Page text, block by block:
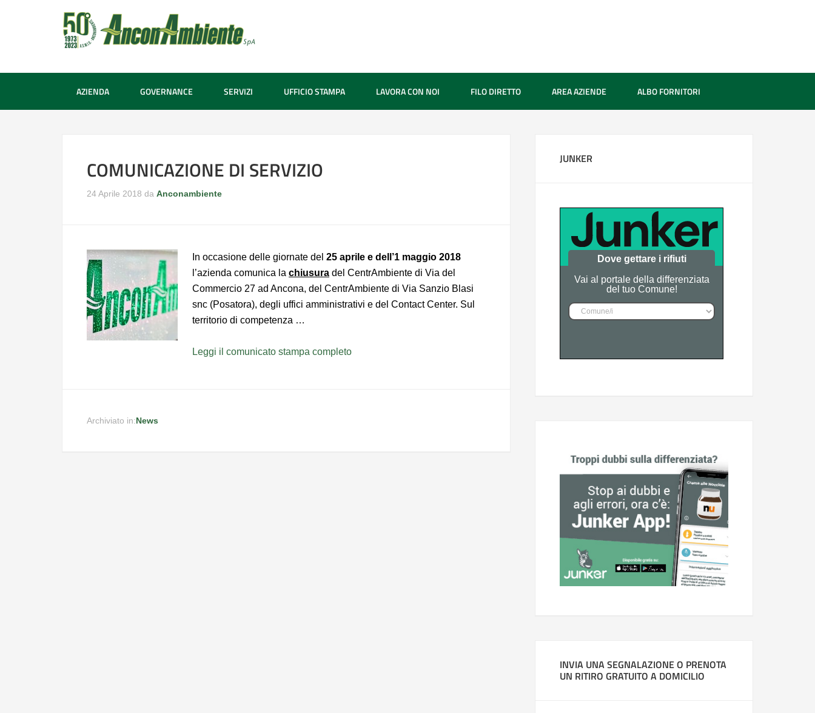
AZIENDA GOVERNANCE SERVIZI UFFICIO STAMPA LAVORA CON NOI FILO DIRETTO AREA AZIENDE ALBO FORNITORI
COMUNICAZIONE DI SERVIZIO
24 Aprile 2018 da Anconambiente
In occasione delle giornate del 25 aprile e dell’1 maggio 2018
l’azienda comunica la chiusura del CentrAmbiente di Via del
Commercio 27 ad Ancona, del CentrAmbiente di Via Sanzio Blasi
snc (Posatora), degli uffici amministrativi e del Contact Center. Sul
territorio di competenza …
Leggi il comunicato stampa completo
Archiviato in:News
JUNKER
Dove gettare i rifiuti
Vai al portale della differenziata
del tuo Comune!
INVIA UNA SEGNALAZIONE O PRENOTA
UN RITIRO GRATUITO A DOMICILIO